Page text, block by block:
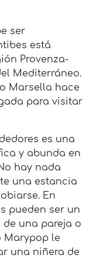
ser
está
Provenza-
Mediterráneo.
Marsella hace
para visitar
es una
y abunda en
hay nada
una estancia
En
pueden ser un
una pareja o
Marypop le
una niñera de